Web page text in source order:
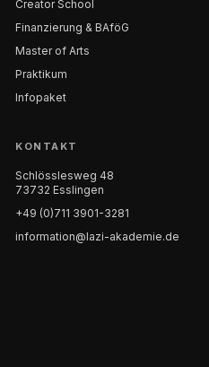
Creator School
Finanzierung & BAföG
Master of Arts
Praktikum
Infopaket
KONTAKT
Schlösslesweg 48
73732 Esslingen
+49 (0)711 3901-3281
information@lazi-akademie.de